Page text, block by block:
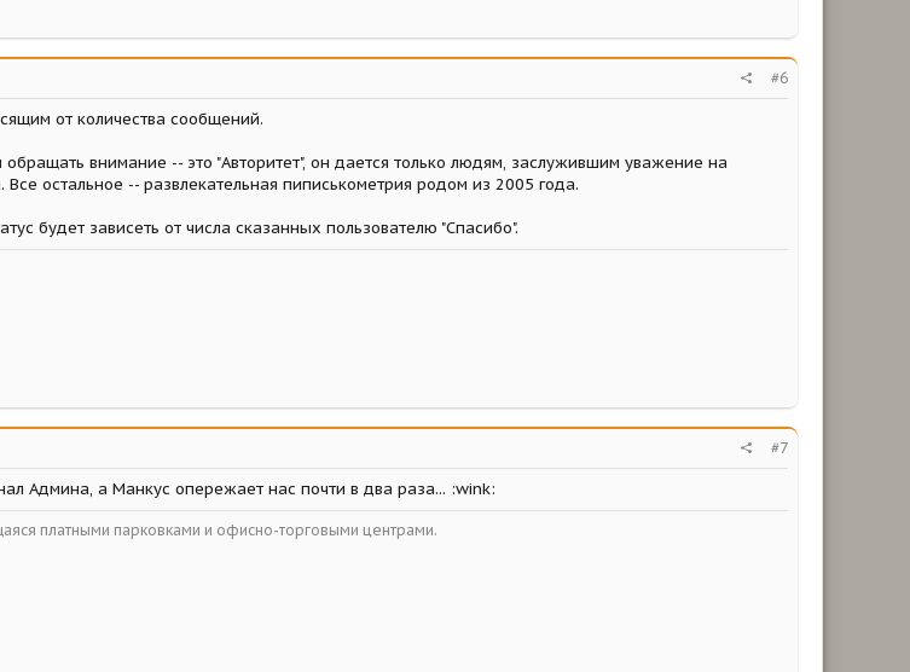
#6
от количества сообщений.
внимание -- это "Авторитет", он дается только людям, заслужившим уважение на
остальное -- развлекательная пиписькометрия родом из 2005 года.
будет зависеть от числа сказанных пользователю "Спасибо".
#7
Админа, а Манкус опережает нас почти в два раза... :wink:
платными парковками и офисно-торговыми центрами.